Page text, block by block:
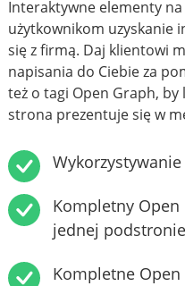
Interaktywne elementy
użytkownikom uzyskanie
się z firmą. Daj klientowi
napisania do Ciebie za
też o tagi Open Graph,
strona prezentuje się w
Kompletny
jednej podstronie
Kompletne